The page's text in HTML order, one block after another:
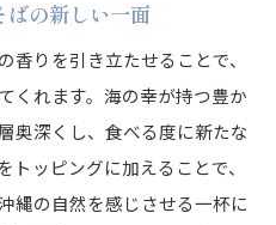
の新しい一面
りを引き立たせることで、
くれます。海の幸が持つ豊か
奥深くし、食べる度に新たな
ッピングに加えることで、
縄の自然を感じさせる一杯に